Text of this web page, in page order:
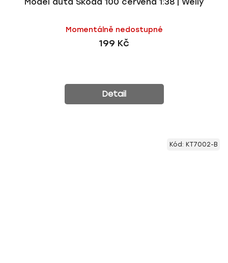
Momentálně nedostupné
199 Kč
Detail
Kód: KT7002-B